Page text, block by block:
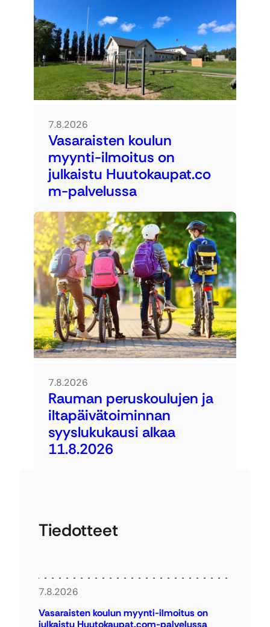
7.8.2026
Vasaraisten koulun
myynti-ilmoitus on
julkaistu Huutokaupat.co
m-palvelussa
7.8.2026
Rauman peruskoulujen ja
iltapäivätoiminnan
syyslukukausi alkaa
11.8.2026
Tiedotteet
7.8.2026
Vasaraisten koulun myynti-ilmoitus on
julkaistu Huutokaupat.com-palvelussa